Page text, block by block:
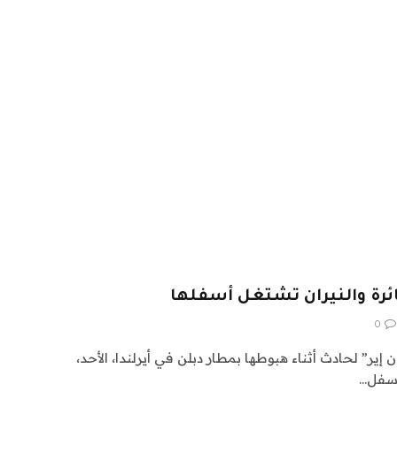
والنيران تشتغل أسفلها
0
لحادث أثناء هبوطها بمطار دبلن في أيرلندا، الأحد،